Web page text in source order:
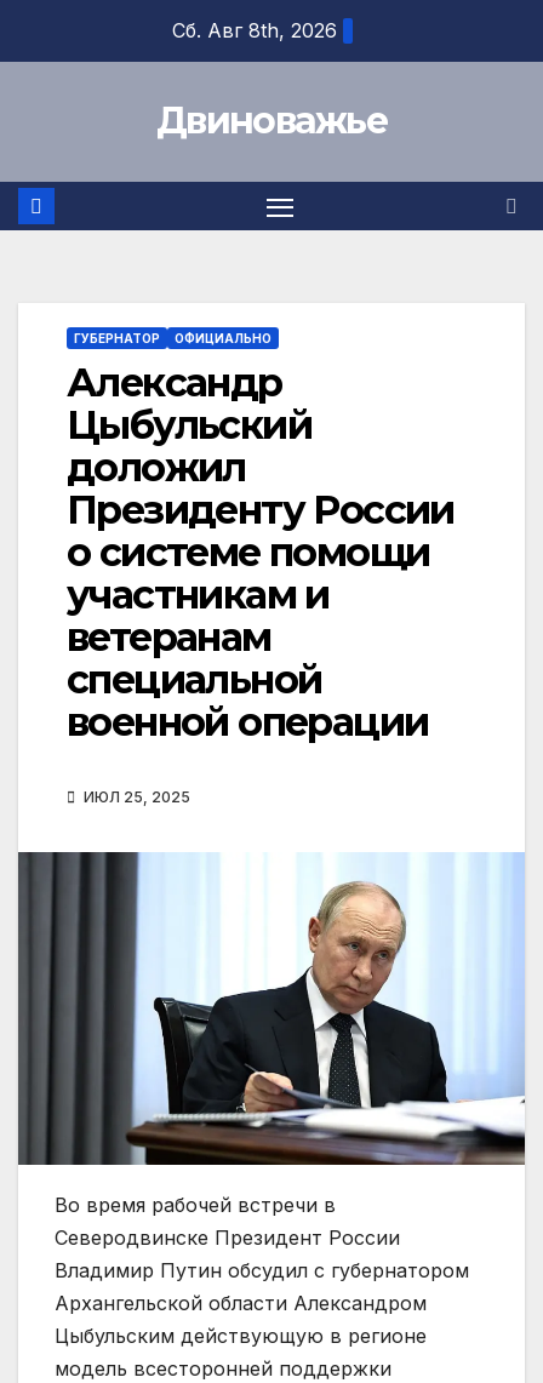
Сб. Авг 8th, 2026
Двиноважье
ГУБЕРНАТОР ОФИЦИАЛЬНО
Александр
Цыбульский
доложил
Президенту России
о системе помощи
участникам и
ветеранам
специальной
военной операции
ИЮЛ 25, 2025
Во время рабочей встречи в
Северодвинске Президент России
Владимир Путин обсудил с губернатором
Архангельской области Александром
Цыбульским действующую в регионе
модель всесторонней поддержки